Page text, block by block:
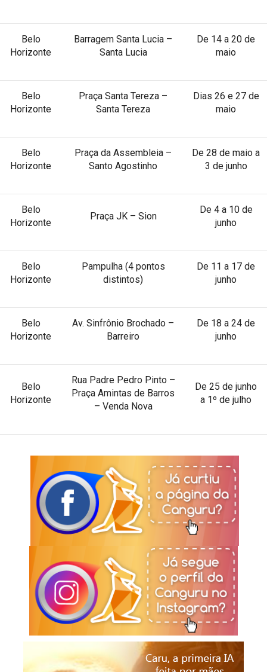
Belo
Horizonte
Barragem Santa Lucia –
Santa Lucia
De 14 a 20 de
maio
Belo
Horizonte
Praça Santa Tereza –
Santa Tereza
Dias 26 e 27 de
maio
Belo
Horizonte
Praça da Assembleia –
Santo Agostinho
De 28 de maio a
3 de junho
Belo
Horizonte
Praça JK – Sion
De 4 a 10 de
junho
Belo
Horizonte
Pampulha (4 pontos
distintos)
De 11 a 17 de
junho
Belo
Horizonte
Av. Sinfrônio Brochado –
Barreiro
De 18 a 24 de
junho
Belo
Horizonte
Rua Padre Pedro Pinto –
Praça Amintas de Barros
– Venda Nova
De 25 de junho
a 1º de julho